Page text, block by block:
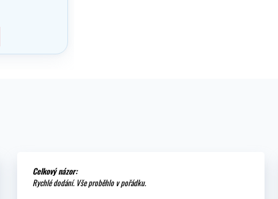
Celkový názor:
Rychlé dodání. Vše proběhlo v pořádku.